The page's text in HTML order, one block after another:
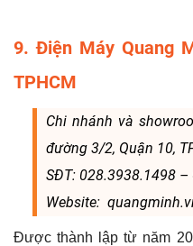
9. Điện Máy Quang
TPHCM
Chi nhánh và
đường 3/2, Quận 10,
SĐT: 028.3938.1498
Website:
Được thành lập từ năm